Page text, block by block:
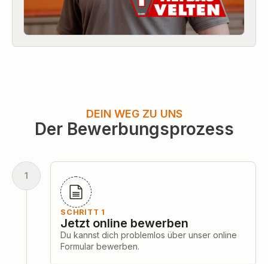
DEIN WEG ZU UNS
Der Bewerbungsprozess
1
SCHRITT 1
Jetzt online bewerben
Du kannst dich problemlos über unser online
Formular bewerben.